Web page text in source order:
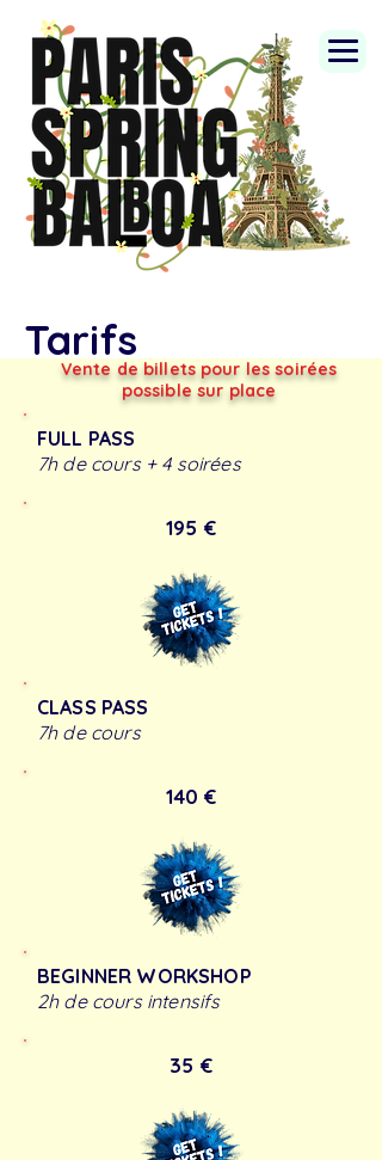
Tarifs
Vente de billets pour les soirées
possible sur place
FULL PASS
7h de cours + 4 soirées
195 €
CLASS PASS
7h de cours
140 €
BEGINNER WORKSHOP
2h de cours intensifs
35 €